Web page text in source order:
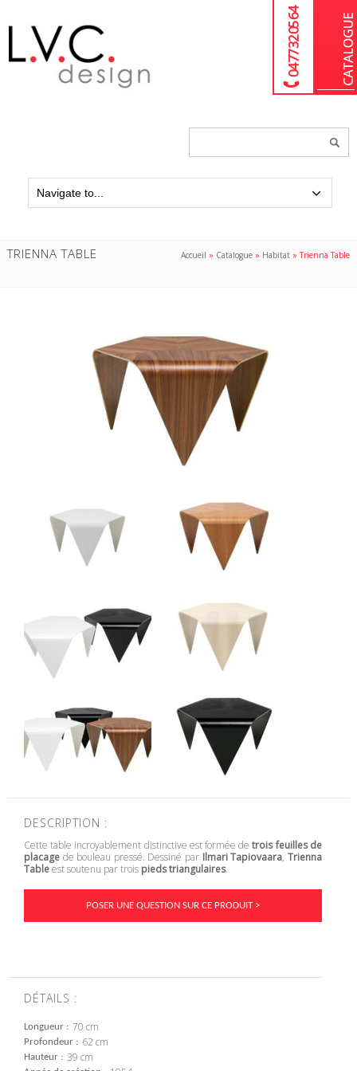
04 77 32 05 64
TRIENNA TABLE Accueil » Catalogue » Habitat »Trienna Table
DESCRIPTION :
Cette table incroyablement distinctive est formée detrois feuilles de
placage de bouleau pressé. Dessiné par Ilmari Tapiovaara, Trienna
Tableest soutenu par trois pieds triangulaires.
POSER UNE QUESTION SUR CE PRODUIT >
DÉTAILS :
Longueur 70 cm
Profondeur 62 cm
Hauteur 39 cm